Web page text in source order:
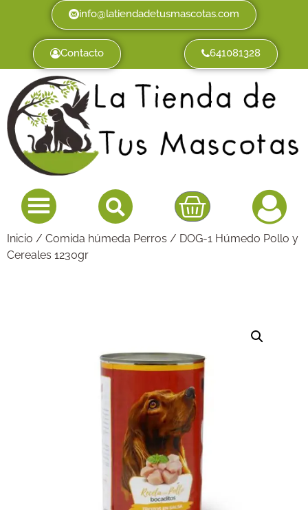
info@latiendadetusmascotas.com
Contacto 641081328
Inicio / Comida húmeda Perros / DOG-1 Húmedo Pollo y
Cereales 1230gr